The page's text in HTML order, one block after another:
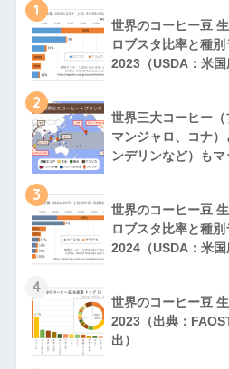
1
世界のコーヒー豆
ロブスタ比率と種
2023（USDA：米国
2
世界三大コーヒー（
マンジャロ、コナ
ンデリンなど）もマ
3
世界のコーヒー豆
ロブスタ比率と種
2024（USDA：米国
4
世界のコーヒー豆
2023（出典：
出）